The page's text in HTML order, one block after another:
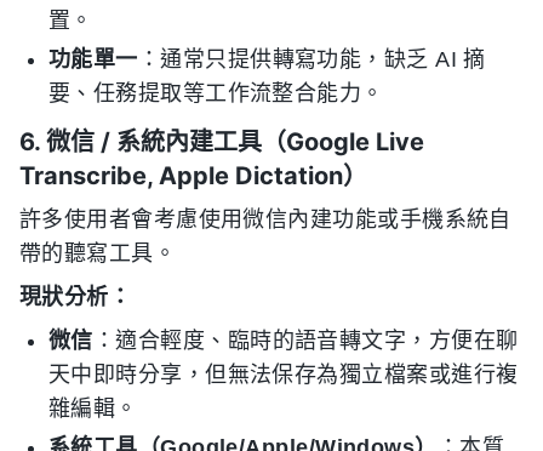
置。
功能單一 ：通常只提供轉寫功能，缺乏 AI 摘
要、任務提取等工作流整合能力。
6. 微信 / 系統內建工具（Google Live
Transcribe, Apple Dictation）
許多使用者會考慮使用微信內建功能或手機系統自
帶的聽寫工具。
現狀分析：
微信 ：適合輕度、臨時的語音轉文字，方便在聊
天中即時分享，但無法保存為獨立檔案或進行複
雜編輯。